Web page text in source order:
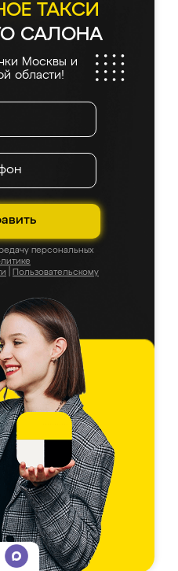
ТАКСИ
САЛОНА
Москвы и
области!
персональных
Пользовательскому